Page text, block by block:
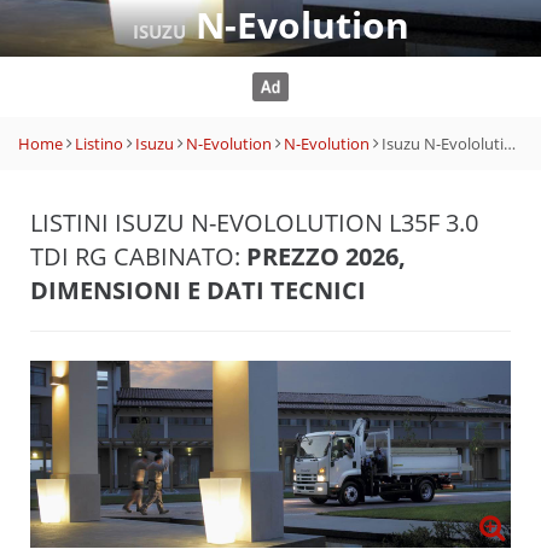
ISUZUN-Evolution
Home Listino Isuzu N-Evolution N-Evolution Isuzu N-Evololution L35F 3.0 TDI RG Cabinato
LISTINI ISUZU N-EVOLOLUTION L35F 3.0
TDI RG CABINATO: PREZZO 2026,
DIMENSIONI E DATI TECNICI